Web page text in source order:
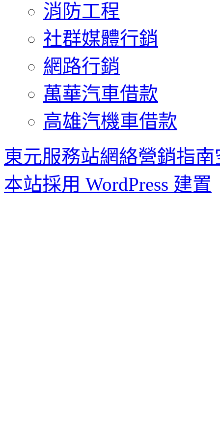
消防工程
社群媒體行銷
網路行銷
萬華汽車借款
高雄汽機車借款
東元服務站網絡營銷指南
本站採用 WordPress 建置